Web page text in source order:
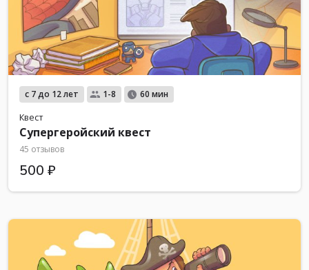
с 7 до 12 лет 1-8 60 мин
Квест
Супергеройский квест
45 отзывов
500 ₽